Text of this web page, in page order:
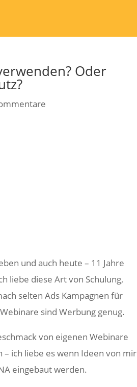
Oder
und auch heute – 11 Jahre
liebe diese Art von Schulung,
selten Ads Kampagnen für
sind Werbung genug.
von eigenen Webinare
ich liebe es wenn Ideen von mir
eingebaut werden.